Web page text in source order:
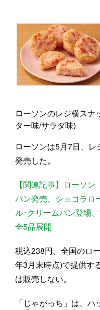
ローソンのレジ横ス
ター味/サラダ味)
ローソンは5月7日、
発売した。
【関連記事】ローソ
パン発売、ショコラロ
ル･クリームパン登場
全5品展開
税込238円。全国のロ
年3月末時点)で提供す
は販売しない。
「じゃがっち」は、